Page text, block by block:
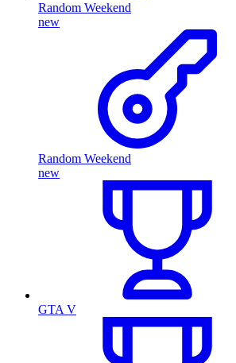
Random Weekend
new
Random Weekend
new
GTA V